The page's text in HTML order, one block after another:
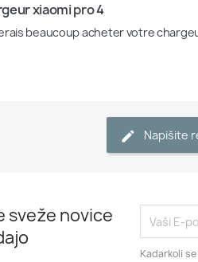
xiaomi pro 4
beaucoup acheter votre
Napišite
sveže novice
Kadarkoli